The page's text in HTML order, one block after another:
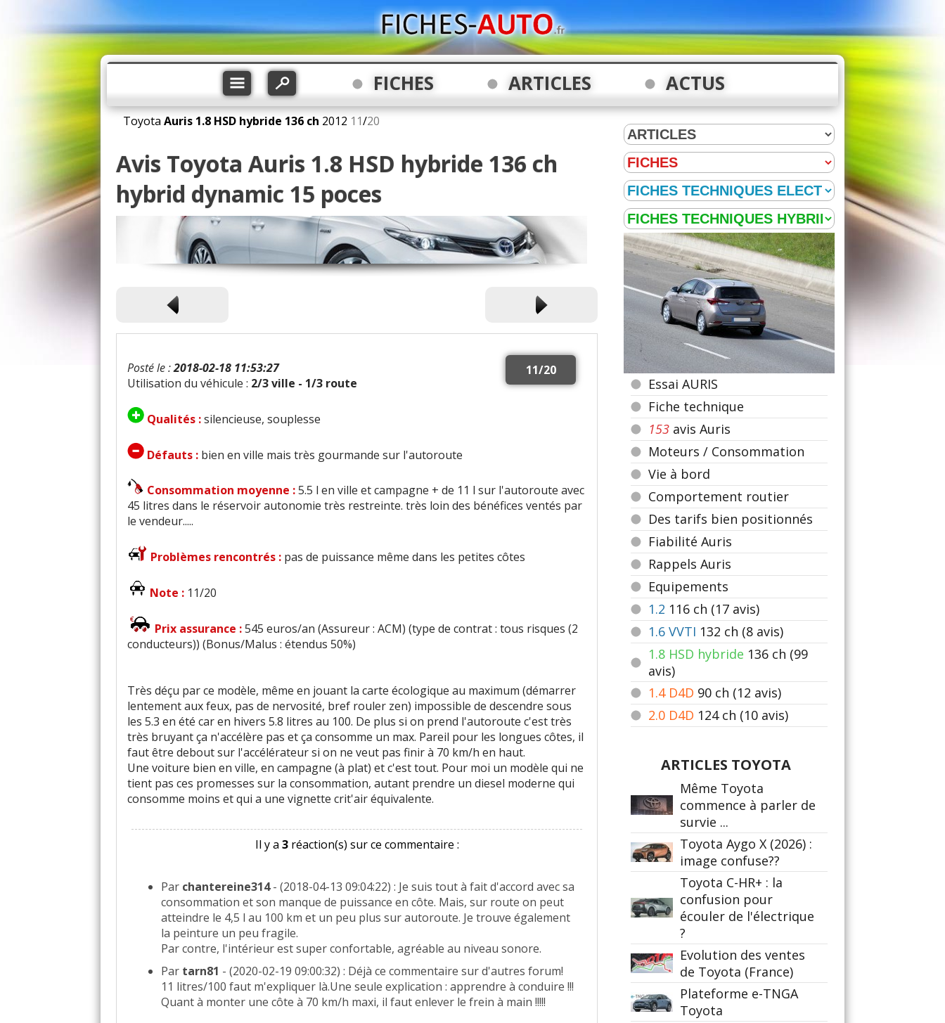
FICHES ARTICLES ACTUS
Toyota Auris 1.8 HSD hybride 136 ch 2012 11/20
Avis Toyota Auris 1.8 HSD hybride 136 ch
hybrid dynamic 15 poces
11/20
Posté le :2018-02-18 11:53:27
Utilisation du véhicule : 2/3 ville - 1/3 route
Qualités :silencieuse, souplesse
Défauts : bien en ville mais très gourmande sur l'autoroute
Consommation moyenne :5.5 l en ville et campagne + de 11 l sur l'autoroute avec
45 litres dans le réservoir autonomie très restreinte. très loin des bénéfices ventés par
le vendeur.....
Problèmes rencontrés : pas de puissance même dans les petites côtes
Note : 11/20
Prix assurance :545 euros/an (Assureur : ACM) (type de contrat : tous risques (2
conducteurs)) (Bonus/Malus : étendus 50%)
Très déçu par ce modèle, même en jouant la carte écologique au maximum (démarrer
lentement aux feux, pas de nervosité, bref rouler zen) impossible de descendre sous
les 5.3 en été car en hivers 5.8 litres au 100. De plus si on prend l'autoroute c'est très
très bruyant ça n'accélère pas et ça consomme un max. Pareil pour les longues côtes, il
faut être debout sur l'accélérateur si on ne veut pas finir à 70 km/h en haut.
Une voiture bien en ville, en campagne (à plat) et c'est tout. Pour moi un modèle qui ne
tient pas ces promesses sur la consommation, autant prendre un diesel moderne qui
consomme moins et qui a une vignette crit'air équivalente.
Il y a 3réaction(s) sur ce commentaire :
Par chantereine314- (2018-04-13 09:04:22) : Je suis tout à fait d'accord avec sa
consommation et son manque de puissance en côte. Mais, sur route on peut
atteindre le 4,5 l au 100 km et un peu plus sur autoroute. Je trouve également
la peinture un peu fragile.
Par contre, l'intérieur est super confortable, agréable au niveau sonore.
Par tarn81 - (2020-02-19 09:00:32) : Déjà ce commentaire sur d'autres forum!
11 litres/100 faut m'expliquer là.Une seule explication : apprendre à conduire !!!
Quant à monter une côte à 70 km/h maxi, il faut enlever le frein à main !!!!!
Essai AURIS
Fiche technique
153 avis Auris
Moteurs / Consommation
Vie à bord
Comportement routier
Des tarifs bien positionnés
Fiabilité Auris
Rappels Auris
Equipements
1.2 116 ch (17 avis)
1.6 VVTI 132 ch (8 avis)
1.8 HSD hybride 136 ch (99
avis)
1.4 D4D 90 ch (12 avis)
2.0 D4D 124 ch (10 avis)
ARTICLES TOYOTA
Même Toyota
commence à parler de
survie ...
Toyota Aygo X (2026) :
image confuse??
Toyota C-HR+ : la
confusion pour
écouler de l'électrique
?
Evolution des ventes
de Toyota (France)
Plateforme e-TNGA
Toyota